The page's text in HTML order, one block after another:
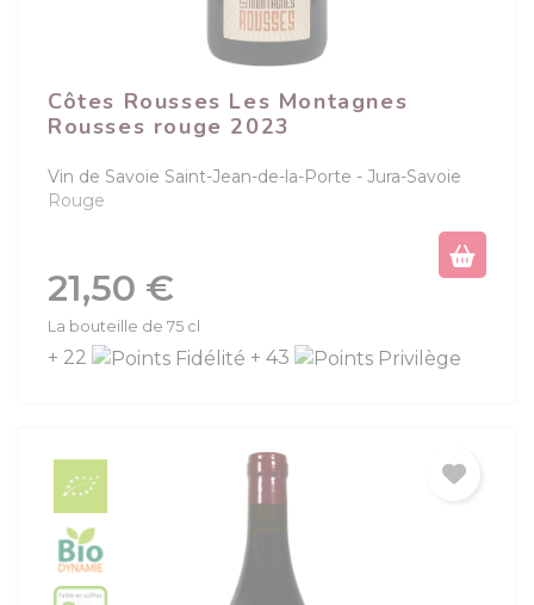
Côtes Rousses Les Montagnes
Rousses rouge 2023
Vin de Savoie Saint-Jean-de-la-Porte
Jura-Savoie
Rouge
Prix
21,50 €
La bouteille de 75 cl
+ 22 + 43